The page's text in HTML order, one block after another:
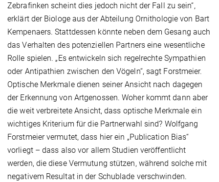
Zebrafinken scheint dies jedoch nicht der Fall zu sein“,
erklärt der Biologe aus der Abteilung Ornithologie von Bart
Kempenaers. Stattdessen könnte neben dem Gesang auch
das Verhalten des potenziellen Partners eine wesentliche
Rolle spielen. „Es entwickeln sich regelrechte Sympathien
oder Antipathien zwischen den Vögeln“, sagt Forstmeier.
Optische Merkmale dienen seiner Ansicht nach dagegen
der Erkennung von Artgenossen. Woher kommt dann aber
die weit verbreitete Ansicht, dass optische Merkmale ein
wichtiges Kriterium für die Partnerwahl sind? Wolfgang
Forstmeier vermutet, dass hier ein „Publication Bias“
vorliegt – dass also vor allem Studien veröffentlicht
werden, die diese Vermutung stützen, während solche mit
negativem Resultat in der Schublade verschwinden.